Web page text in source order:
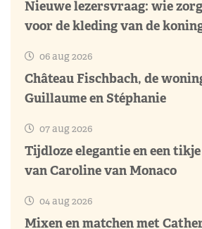
Nieuwe lezersvraag: wie
voor de kleding van de
06 aug 2026
Château Fischbach, de
Guillaume en Stéphanie
07 aug 2026
Tijdloze elegantie en een
van Caroline van Monaco
04 aug 2026
Mixen en matchen met